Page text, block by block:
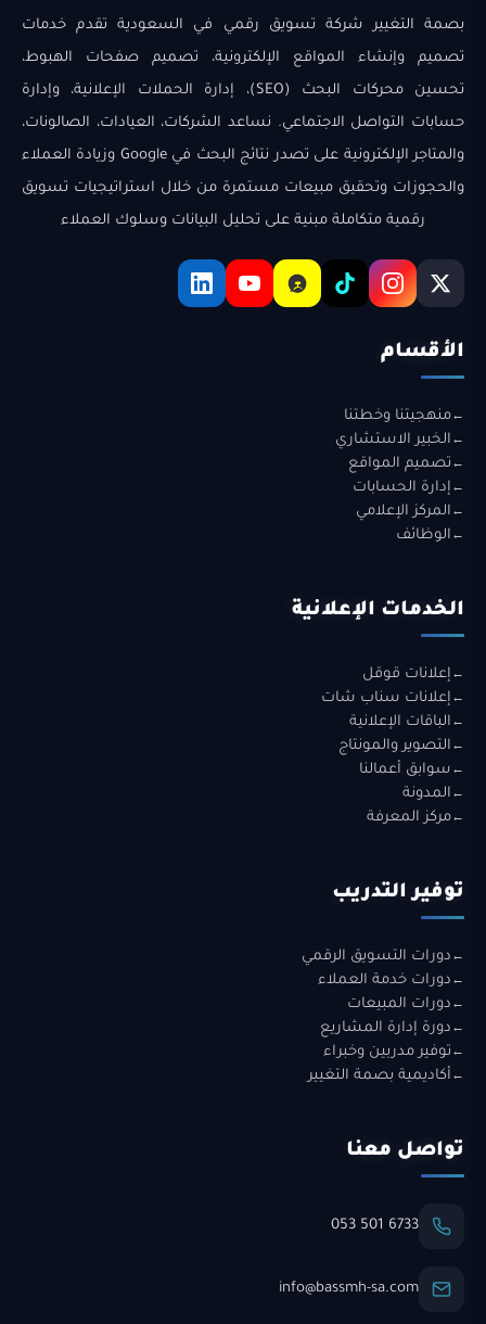
بصمة التغيير شركة تسويق رقمي في السعودية تقدم خدمات
تصميم وإنشاء المواقع الإلكترونية، تصميم صفحات الهبوط،
تحسين محركات البحث (SEO)، إدارة الحملات الإعلانية، وإدارة
حسابات التواصل الاجتماعي. نساعد الشركات، العيادات، الصالونات،
والمتاجر الإلكترونية على تصدر نتائج البحث في Google وزيادة العملاء
والحجوزات وتحقيق مبيعات مستمرة من خلال استراتيجيات تسويق
رقمية متكاملة مبنية على تحليل البيانات وسلوك العملاء
الأقسام
منهجيتنا وخطتنا
الخبير الاستشاري
تصميم المواقع
إدارة الحسابات
المركز الإعلامي
الوظائف
الخدمات الإعلانية
إعلانات قوقل
إعلانات سناب شات
الباقات الإعلانية
التصوير والمونتاج
سوابق أعمالنا
المدونة
مركز المعرفة
توفير التدريب
دورات التسويق الرقمي
دورات خدمة العملاء
دورات المبيعات
دورة إدارة المشاريع
توفير مدربين وخبراء
أكاديمية بصمة التغيير
تواصل معنا
053 501 6733
info@bassmh-sa.com